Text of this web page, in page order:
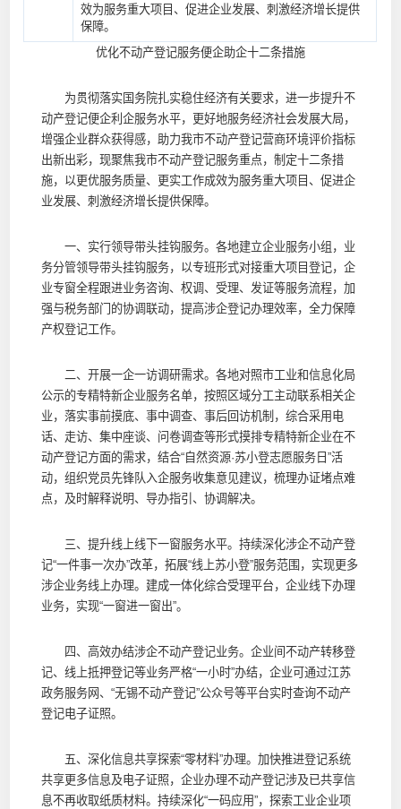
效为服务重大项目、促进企业发展、刺激经济增长提供
保障。
优化不动产登记服务便企助企十二条措施
为贯彻落实国务院扎实稳住经济有关要求，进一步提升不
动产登记便企利企服务水平，更好地服务经济社会发展大局，
增强企业群众获得感，助力我市不动产登记营商环境评价指标
出新出彩，现聚焦我市不动产登记服务重点，制定十二条措
施，以更优服务质量、更实工作成效为服务重大项目、促进企
业发展、刺激经济增长提供保障。
一、实行领导带头挂钩服务。各地建立企业服务小组，业
务分管领导带头挂钩服务，以专班形式对接重大项目登记，企
业专窗全程跟进业务咨询、权调、受理、发证等服务流程，加
强与税务部门的协调联动，提高涉企登记办理效率，全力保障
产权登记工作。
二、开展一企一访调研需求。各地对照市工业和信息化局
公示的专精特新企业服务名单，按照区域分工主动联系相关企
业，落实事前摸底、事中调查、事后回访机制，综合采用电
话、走访、集中座谈、问卷调查等形式摸排专精特新企业在不
动产登记方面的需求，结合“自然资源·苏小登志愿服务日”活
动，组织党员先锋队入企服务收集意见建议，梳理办证堵点难
点，及时解释说明、导办指引、协调解决。
三、提升线上线下一窗服务水平。持续深化涉企不动产登
记“一件事一次办”改革，拓展“线上苏小登”服务范围，实现更多
涉企业务线上办理。建成一体化综合受理平台，企业线下办理
业务，实现“一窗进一窗出”。
四、高效办结涉企不动产登记业务。企业间不动产转移登
记、线上抵押登记等业务严格“一小时”办结，企业可通过江苏
政务服务网、“无锡不动产登记”公众号等平台实时查询不动产
登记电子证照。
五、深化信息共享探索“零材料”办理。加快推进登记系统
共享更多信息及电子证照，企业办理不动产登记涉及已共享信
息不再收取纸质材料。持续深化“一码应用”，探索工业企业项